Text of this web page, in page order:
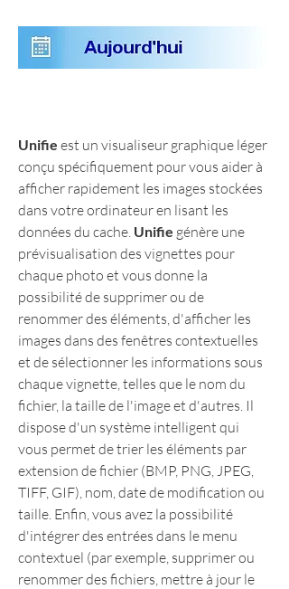
Unifie est un visualiseur graphique léger
conçu spécifiquement pour vous aider à
afficher rapidement les images stockées
dans votre ordinateur en lisant les
données du cache. Unifie génère une
prévisualisation des vignettes pour
chaque photo et vous donne la
possibilité de supprimer ou de
renommer des éléments, d'afficher les
images dans des fenêtres contextuelles
et de sélectionner les informations sous
chaque vignette, telles que le nom du
fichier, la taille de l'image et d'autres. Il
dispose d'un système intelligent qui
vous permet de trier les éléments par
extension de fichier (BMP, PNG, JPEG,
TIFF, GIF), nom, date de modification ou
taille. Enfin, vous avez la possibilité
d'intégrer des entrées dans le menu
contextuel (par exemple, supprimer ou
renommer des fichiers, mettre à jour le